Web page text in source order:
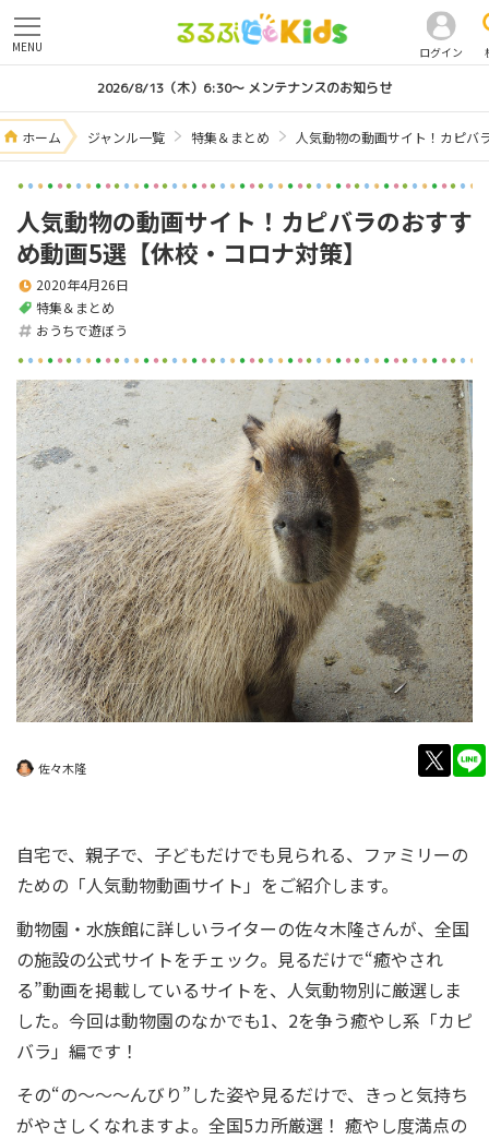
ログイン
MENU
2026/8/13（木）6:30～ メンテナンスのお知らせ
ホーム ジャンル一覧 特集＆まとめ 人気動物の動画サイト！カピバ
人気動物の動画サイト！カピバラのおすす
め動画5選【休校・コロナ対策】
特集＆まとめ
2020年4月26日
おうちで遊ぼう
佐々木隆
自宅で、親子で、子どもだけでも見られる、ファミリーの
ための「人気動物動画サイト」をご紹介します。
動物園・水族館に詳しいライターの佐々木隆さんが、全国
の施設の公式サイトをチェック。見るだけで“癒やされ
る”動画を掲載しているサイトを、人気動物別に厳選しま
した。今回は動物園のなかでも1、2を争う癒やし系「カピ
バラ」編です！
その“の～～～んびり”した姿や見るだけで、きっと気持ち
がやさしくなれますよ。全国5カ所厳選！ 癒やし度満点の